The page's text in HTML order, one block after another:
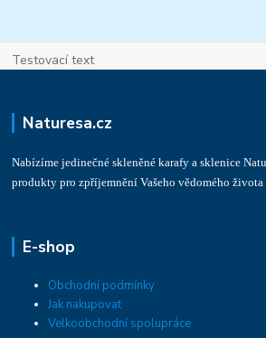
Testovací text
Naturesa.cz
Nabízíme jedinečné skleněné karafy a sklenice
produkty pro zpříjemnění Vašeho vědomého
E-shop
Obchodní podmínky
Jak nakupovat
Velkoobchodní spolupráce